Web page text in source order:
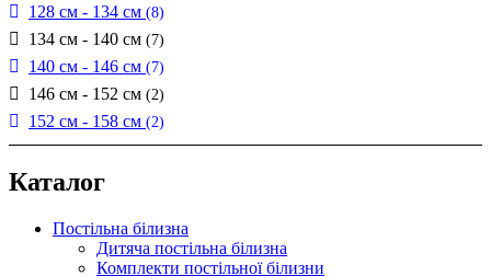
128 см - 134 см (8)
134 см - 140 см (7)
140 см - 146 см (7)
146 см - 152 см (2)
152 см - 158 см (2)
Каталог
Постільна білизна
Дитяча постільна білизна
Комплекти постільної білизни